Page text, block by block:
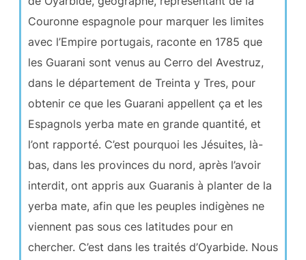
Couronne espagnole pour marquer les limites
avec l’Empire portugais, raconte en 1785 que
les Guarani sont venus au Cerro del Avestruz,
dans le département de Treinta y Tres, pour
obtenir ce que les Guarani appellent ça et les
Espagnols yerba mate en grande quantité, et
l’ont rapporté. C’est pourquoi les Jésuites, là-
bas, dans les provinces du nord, après l’avoir
interdit, ont appris aux Guaranis à planter de la
yerba mate, afin que les peuples indigènes ne
viennent pas sous ces latitudes pour en
chercher. C’est dans les traités d’Oyarbide. Nous